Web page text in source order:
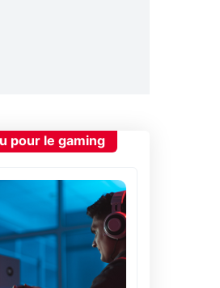
pour le gaming